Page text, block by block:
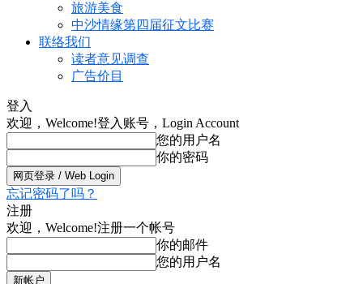
旅游美食
中沙情缘第四届征文比赛
联络我们
读者意见调查
广告价目
登入
欢迎，Welcome!登入账号，Login Account
您的用户名
你的密码
忘记密码了吗？
注册
欢迎，Welcome!注册一个帐号
你的邮件
您的用户名